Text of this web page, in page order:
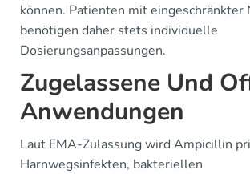
können. Patienten mit eingeschränkter
benötigen daher stets individuelle
Dosierungsanpassungen.
Zugelassene Und
Anwendungen
Laut EMA-Zulassung wird Ampicillin
Harnwegsinfekten, bakteriellen